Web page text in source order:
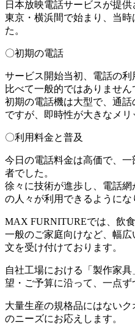
日本放映電話サービスが提供
東京・横浜間で始まり、当
た。
〇初期の電話
サービス開始当初、電話の
比べて一般的ではありません
初期の電話機は大型で、通
ですが、即時性が大きなメリ
〇利用料金と普及
今日の電話料金は高価で、
者でした。
徐々に技術が進歩し、電話網
の人々が利用できるようにな
MAX FURNITUREでは、飲
一般のご家庭向けなど、幅
文を受け付けております。
自社工場における「製作家
望・ご予算に沿って、一点ず
大量生産の規格品にはない
のニーズにお応えします。